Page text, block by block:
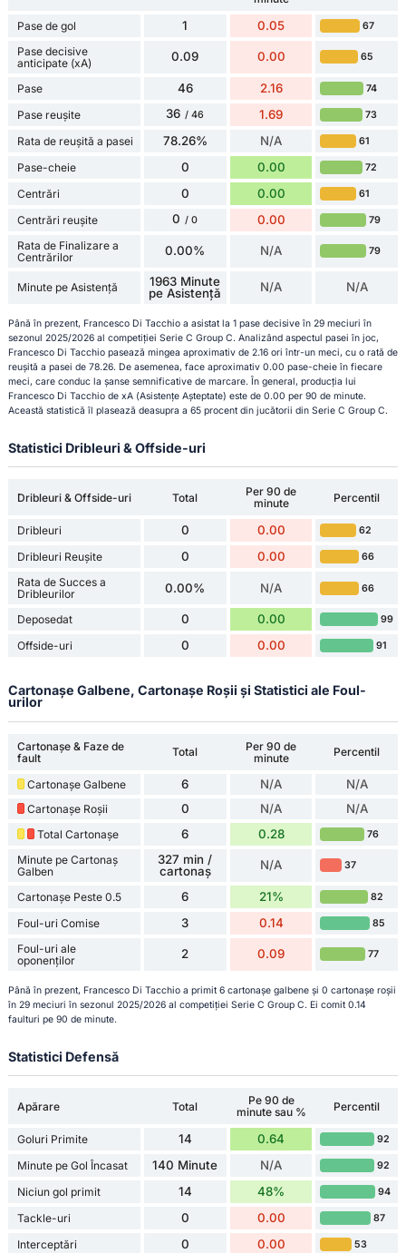
Pase de gol
1 0.05 67
Pase decisive
anticipate (xA)
0.09 0.00 65
Pase 46 2.16 74
Pase reușite 36 / 46 1.69 73
Rata de reușită a pasei 78.26% N/A 61
Pase-cheie 0 0.00 72
Centrări 0 0.00 61
Centrări reușite 0 / 0 0.00 79
Rata de Finalizare a
Centrărilor
0.00% N/A 79
Minute pe Asistență
1963 Minute
pe Asistență
N/A N/A
Până în prezent, Francesco Di Tacchio a asistat la 1 pase decisive în 29 meciuri în
sezonul 2025/2026 al competiției Serie C Group C. Analizând aspectul pasei în joc,
Francesco Di Tacchio pasează mingea aproximativ de 2.16 ori într-un meci, cu o rată de
reușită a pasei de 78.26. De asemenea, face aproximativ 0.00 pase-cheie în fiecare
meci, care conduc la șanse semnificative de marcare. În general, producția lui
Francesco Di Tacchio de xA (Asistențe Așteptate) este de 0.00 per 90 de minute.
Această statistică îl plasează deasupra a 65 procent din jucătorii din Serie C Group C.
Statistici Dribleuri & Offside-uri
Dribleuri & Offside-uri Total
Per 90 de
minute
Percentil
Dribleuri 0 0.00 62
Dribleuri Reușite 0 0.00 66
Rata de Succes a
Dribleurilor
0.00% N/A 66
Deposedat 0 0.00 99
Offside-uri 0 0.00 91
Cartonașe Galbene, Cartonașe Roșii și Statistici ale Foul-
urilor
Cartonașe & Faze de
fault
Total
Per 90 de
minute
Percentil
Cartonașe Galbene 6 N/A N/A
Cartonașe Roșii 0 N/A N/A
Total Cartonașe 6 0.28 76
Minute pe Cartonaș
Galben
327 min /
cartonaș
N/A 37
Cartonașe Peste 0.5 6 21% 82
Foul-uri Comise 3 0.14 85
Foul-uri ale
oponenților
2 0.09 77
Până în prezent, Francesco Di Tacchio a primit 6 cartonașe galbene și 0 cartonașe roșii
în 29 meciuri în sezonul 2025/2026 al competiției Serie C Group C. Ei comit 0.14
faulturi pe 90 de minute.
Statistici Defensă
Apărare Total
Pe 90 de
minute sau %
Percentil
Goluri Primite 14 0.64 92
Minute pe Gol Încasat 140 Minute N/A 92
Niciun gol primit 14 48% 94
Tackle-uri 0 0.00 87
Interceptări 0 0.00 53